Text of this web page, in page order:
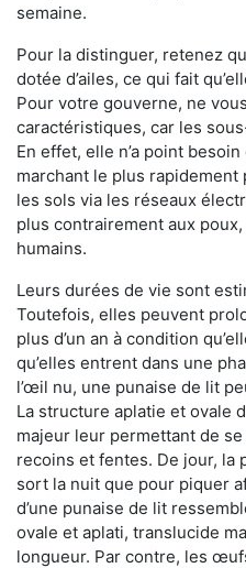
semaine.
Pour la distinguer, retenez
dotée d’ailes, ce qui fait
Pour votre gouverne, ne
caractéristiques, car les
En effet, elle n’a point
marchant le plus
les sols via les réseaux
plus contrairement aux
humains.
Leurs durées de vie sont
Toutefois, elles peuvent
plus d’un an à condition
qu’elles entrent dans une
l’œil nu, une punaise de lit
La structure aplatie et ovale
majeur leur permettant de
recoins et fentes. De jour, la
sort la nuit que pour piquer
d’une punaise de lit
ovale et aplati, translucide
longueur. Par contre, les